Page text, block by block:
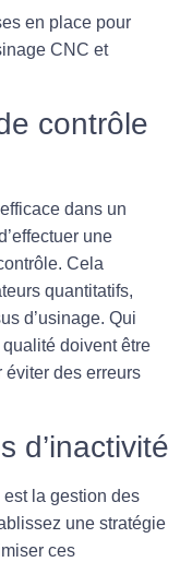
en place pour
CNC et
contrôle
dans un
une
. Cela
quantitatifs,
d’usinage. Qui
doivent être
éviter des erreurs
d’inactivité
la gestion des
une stratégie
ces